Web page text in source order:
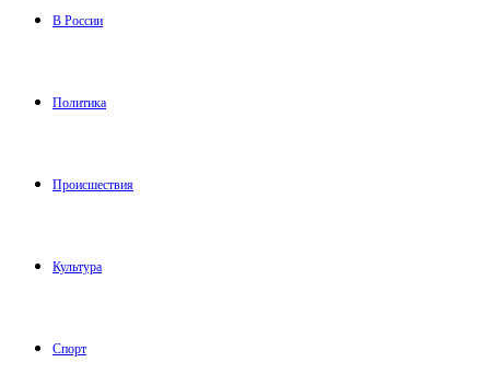
В России
Политика
Происшествия
Культура
Спорт